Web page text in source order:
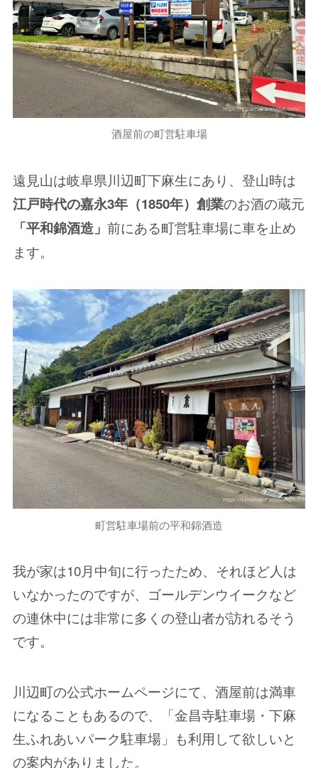
酒屋前の町営駐車場
遠見山は岐阜県川辺町下麻生にあり、登山時は
江戸時代の嘉永3年（1850年）創業のお酒の蔵元
「平和錦酒造」 前にある町営駐車場に車を止め
ます。
町営駐車場前の平和錦酒造
我が家は10月中旬に行ったため、それほど人は
いなかったのですが、ゴールデンウイークなど
の連休中には非常に多くの登山者が訪れるそう
です。
川辺町の公式ホームページにて、酒屋前は満車
になることもあるので、「金昌寺駐車場・下麻
生ふれあいパーク駐車場」も利用して欲しいと
の案内がありました。